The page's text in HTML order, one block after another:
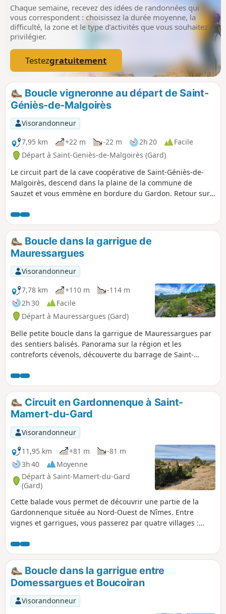
Chaque semaine, recevez des idées de randonnées qui
vous correspondent : choisissez la durée moyenne, la
difficulté, la zone et le type d’activités que vous souhaitez
privilégier.
Testezgratuitement
Boucle vigneronne au départ de Saint-
Géniès-de-Malgoirès
Visorandonneur
7,95 km
+22 m -22 m 2h 20
Facile
Départ à Saint-Geniès-de-Malgoirès (Gard)
Le circuit part de la cave coopérative de Saint-Géniès-de-
Malgoirès, descend dans la plaine de la commune de
Sauzet et vous emmène en bordure du Gardon. Retour sur
des terres cultivées.
Boucle dans la garrigue de
Mauressargues
Visorandonneur
7,78 km
+110 m
-114 m
2h 30
Facile
Départ à Mauressargues (Gard)
Belle petite boucle dans la garrigue de Mauressargues par
des sentiers balisés. Panorama sur la région et les
contreforts cévenols, découverte du barrage de Saint-
Circuit en Gardonnenque à Saint-
Mamert-du-Gard
Visorandonneur
11,95 km
+81 m
-81 m
3h 40
Moyenne
Départ à Saint-Mamert-du-Gard
(Gard)
Cette balade vous permet de découvrir une partie de la
Gardonnenque située au Nord-Ouest de Nîmes. Entre
vignes et garrigues, vous passerez par quatre villages :
hauteurs des collines, par temps clair, au niveau du moulin
de Saint-Mamert, vous pourrez apercevoir un panorama à
180°, du Pic Saint-Loup au Mont Bouquet, en passant par le
Mont Aigual et le Mont Lozère. Au premier plan, le massif
des bois des Leins.
Boucle dans la garrigue entre
Domessargues et Boucoiran
Visorandonneur